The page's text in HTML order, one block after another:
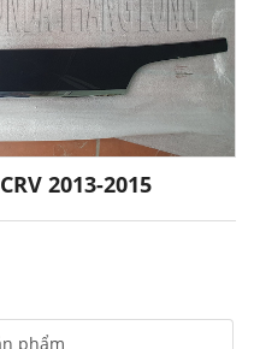
2013-2015
phẩm